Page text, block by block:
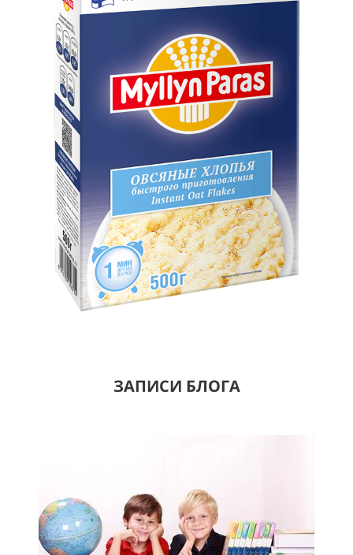
ЗАПИСИ БЛОГА